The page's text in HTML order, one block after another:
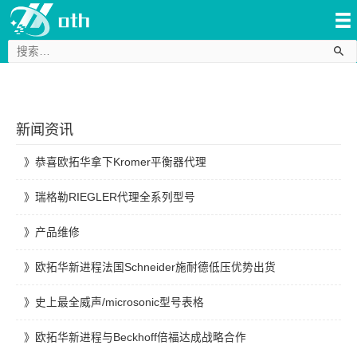
搜
索：
新闻资讯
恭喜欧拓华拿下Kromer平衡器代理
瑞格勒RIEGLER代理全系列型号
产品维修
欧拓华新进程法国Schneider施耐德低压优势出货
史上最全威声/microsonic型号表格
欧拓华新进程与Beckhoff倍福达成战略合作